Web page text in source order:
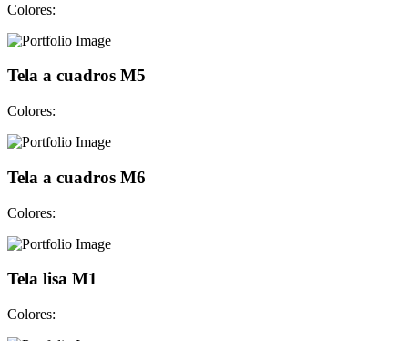
Colores:
Tela a cuadros M5
Colores:
Tela a cuadros M6
Colores:
Tela lisa M1
Colores: